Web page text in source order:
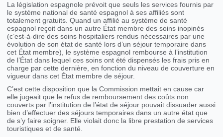
La législation espagnole prévoit que seuls les services fournis par
le système national de santé espagnol à ses affiliés sont
totalement gratuits. Quand un affilié au système de santé
espagnol reçoit dans un autre État membre des soins inopinés
(c’est-à-dire des soins hospitaliers rendus nécessaires par une
évolution de son état de santé lors d’un séjour temporaire dans
cet État membre), le système espagnol rembourse à l’institution
de l’État dans lequel ces soins ont été dispensés les frais pris en
charge par cette dernière, en fonction du niveau de couverture en
vigueur dans cet État membre de séjour.
C’est cette disposition que la Commission mettait en cause car
elle jugeait que le refus de remboursement des coûts non
couverts par l’institution de l’état de séjour pouvait dissuader aussi
bien d’effectuer des séjours temporaires dans un autre état que
de s’y faire soigner. Elle violait donc la libre prestation de services
touristiques et de santé.